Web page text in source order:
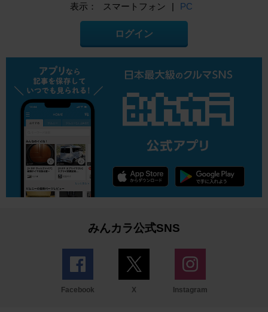
表示： スマートフォン | PC
ログイン
みんカラ公式SNS
Facebook X Instagram